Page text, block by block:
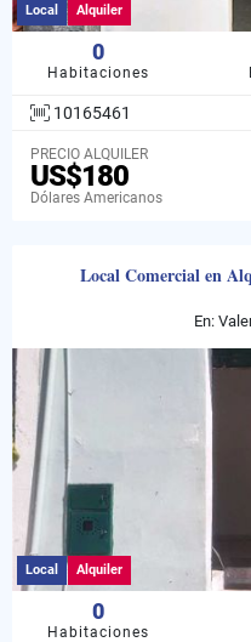
Local Alquiler
0
Habitaciones
10165461
PRECIO ALQUILER
US$180
Dólares Americanos
Local Comercial en
En:
Local Alquiler
0
Habitaciones